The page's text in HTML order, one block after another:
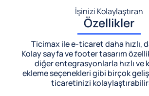
İşinizi Kolaylaştıran
Özellikler
Ticimax ile e-ticaret daha hızlı,
Kolay sayfa ve footer tasarım
diğer entegrasyonlarla hızlı ve
ekleme seçenekleri gibi birçok
ticaretinizi